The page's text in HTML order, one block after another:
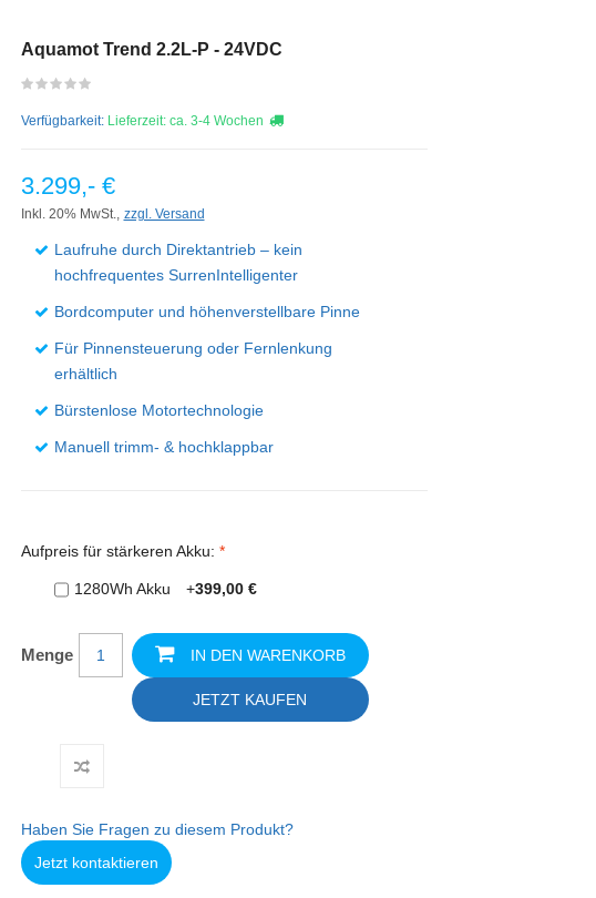
Aquamot Trend 2.2L-P - 24VDC
Verfügbarkeit: Lieferzeit: ca. 3-4 Wochen
3.299,- €
Inkl. 20% MwSt., zzgl. Versand
Laufruhe durch Direktantrieb – kein
hochfrequentes SurrenIntelligenter
Bordcomputer und höhenverstellbare Pinne
Für Pinnensteuerung oder Fernlenkung
erhältlich
Bürstenlose Motortechnologie
Manuell trimm- & hochklappbar
Aufpreis für stärkeren Akku:
1280Wh Akku +399,00 €
Menge IN DEN WARENKORB
JETZT KAUFEN
Haben Sie Fragen zu diesem Produkt?
Jetzt kontaktieren